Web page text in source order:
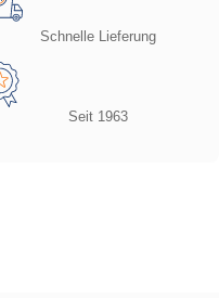
Schnelle Lieferung
Seit 1963